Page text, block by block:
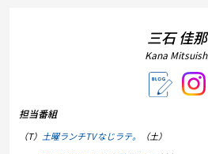
三石 佳那
Kana
担当番組
（T） 土曜ランチTV なじラテ。
（土）